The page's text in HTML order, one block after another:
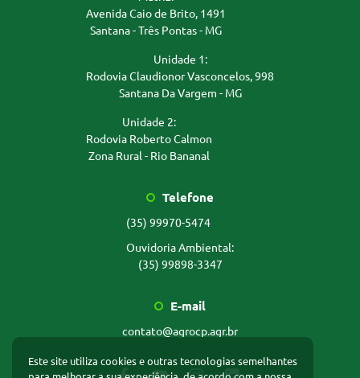
Avenida Caio de Brito, 1491
Santana - Três Pontas - MG
Unidade 1:
Rodovia Claudionor Vasconcelos, 998
Santana Da Vargem - MG
Unidade 2:
Rodovia Roberto Calmon
Zona Rural - Rio Bananal
Telefone
(35) 99970-5474
Ouvidoria Ambiental:
(35) 99898-3347
E-mail
contato@agrocp.agr.br
Este site utiliza cookies e outras tecnologias semelhantes